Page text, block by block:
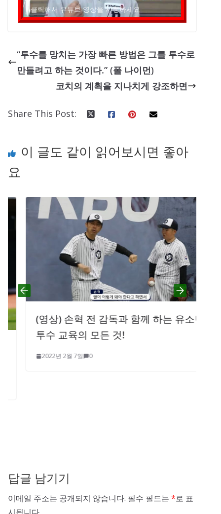
클릭해서 유튜브 영상을 시청하세요
“투수를 망치는 가장 빠른 방법은 그를 투수로
만들려고 하는 것이다.” (폴 나이먼)
코치의 계획을 지나치게 강조하면
Share This Post:
이 글도 같이 읽어보시면 좋아
요
(영상) 손혁 전 감독과 함께 하는 유소년
투수 교육의 모든 것!
2022년 2월 7일 0
답글 남기기
이메일 주소는 공개되지 않습니다. 필수 필드는 *로 표